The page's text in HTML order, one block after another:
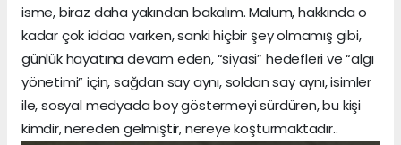
isme, biraz daha yakından bakalım. Malum, hakkında o
kadar çok iddaa varken, sanki hiçbir şey olmamış gibi,
günlük hayatına devam eden, “siyasi” hedefleri ve “algı
yönetimi” için, sağdan say aynı, soldan say aynı, isimler
ile, sosyal medyada boy göstermeyi sürdüren, bu kişi
kimdir, nereden gelmiştir, nereye koşturmaktadır..